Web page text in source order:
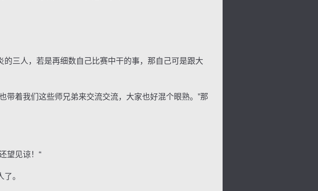
三人，若是再细数自己比赛中干的事，那自己可是跟大
着我们这些师兄弟来交流交流，大家也好混个眼熟。”那
望见谅！“
。